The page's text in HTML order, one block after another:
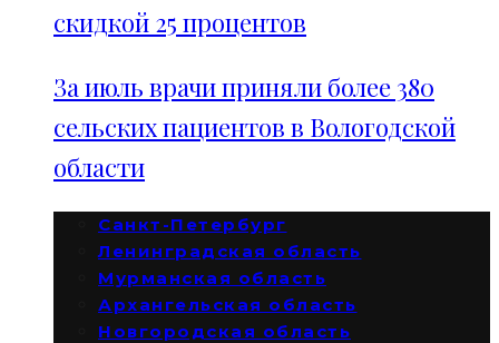
скидкой 25 процентов
За июль врачи приняли более 380
сельских пациентов в Вологодской
области
Санкт-Петербург
Ленинградская область
Мурманская область
Архангельская область
Новгородская область